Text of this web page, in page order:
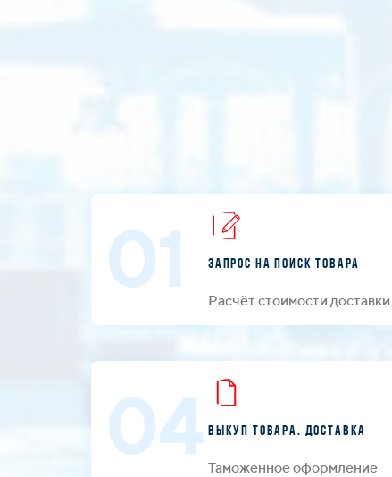
01 Запрос на поиск товара
Расчёт стоимости доставки
04 Выкуп товара. Доставка
Таможенное оформление